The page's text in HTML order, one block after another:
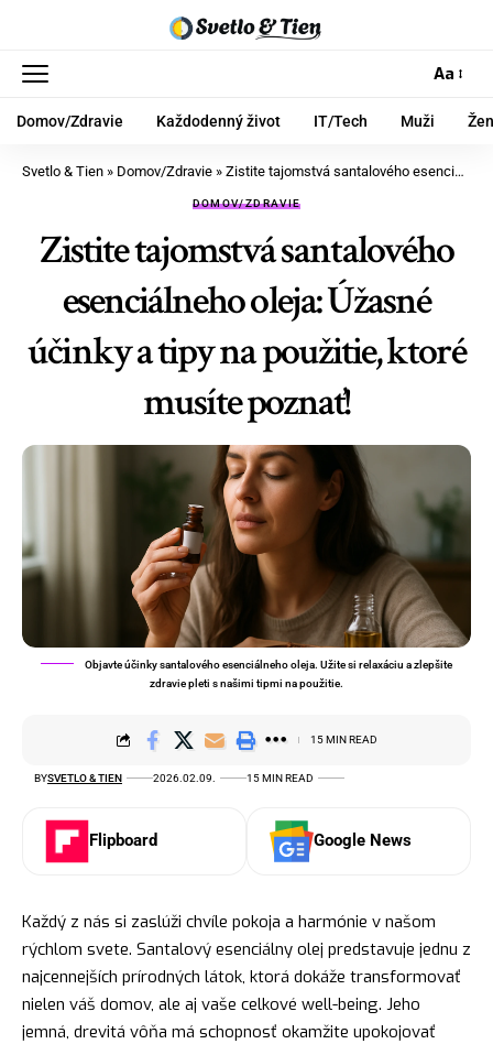
Aa
Domov/Zdravie Každodenný život IT/Tech Muži
Svetlo & Tien » Domov/Zdravie » Zistite tajomstvá santalového esenciálneho oleja: Úžasné účinky a tipy na použitie, ktoré musíte poznať!
DOMOV/ZDRAVIE
Zistite tajomstvá santalového
esenciálneho oleja: Úžasné
účinky a tipy na použitie, ktoré
musíte poznať!
Objavte účinky santalového esenciálneho oleja. Užite si relaxáciu a zlepšite
zdravie pleti s našimi tipmi na použitie.
BYSVETLO & TIEN 2026.02.09. 15 MIN READ
15 MIN READ
Flipboard Google News
Každý z nás si zaslúži chvíle pokoja a harmónie v našom
rýchlom svete. Santalový esenciálny olej predstavuje jednu z
najcennejších prírodných látok, ktorá dokáže transformovať
nielen váš domov, ale aj vaše celkové well-being. Jeho
jemná, drevitá vôňa má schopnosť okamžite upokojovať